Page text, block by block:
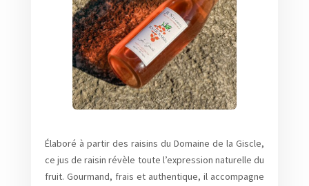
Élaboré à partir des raisins du Domaine de la Giscle,
ce jus de raisin révèle toute l’expression naturelle du
fruit. Gourmand, frais et authentique, il accompagne